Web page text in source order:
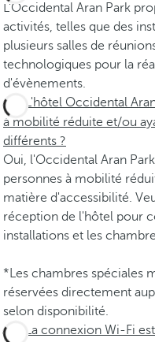
L'Occidental Aran Park
activités, telles que des
plusieurs salles de
technologiques pour la
d'évènements.
L'hôtel Occidental
à mobilité réduite et/ou
différents ?
Oui, l'Occidental Aran
personnes à mobilité
matière d'accessibilité.
réception de l'hôtel pour
installations et les
*Les chambres spéciales
réservées directement
selon disponibilité.
La connexion Wi-Fi